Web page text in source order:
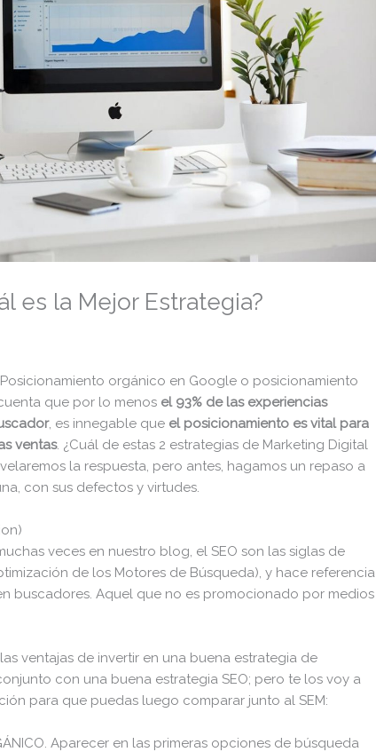
es la Mejor Estrategia?
orgánico en Google o posicionamiento
que por lo menos el 93% de las experiencias
, es innegable que el posicionamiento es vital para
ventas. ¿Cuál de estas 2 estrategias de Marketing Digital
la respuesta, pero antes, hagamos un repaso a
con sus defectos y virtudes.
veces en nuestro blog, el SEO son las siglas de
de los Motores de Búsqueda), y hace referencia
buscadores. Aquel que no es promocionado por medios
ventajas de invertir en una buena estrategia de
con una buena estrategia SEO; pero te los voy a
para que puedas luego comparar junto al SEM:
Aparecer en las primeras opciones de búsqueda